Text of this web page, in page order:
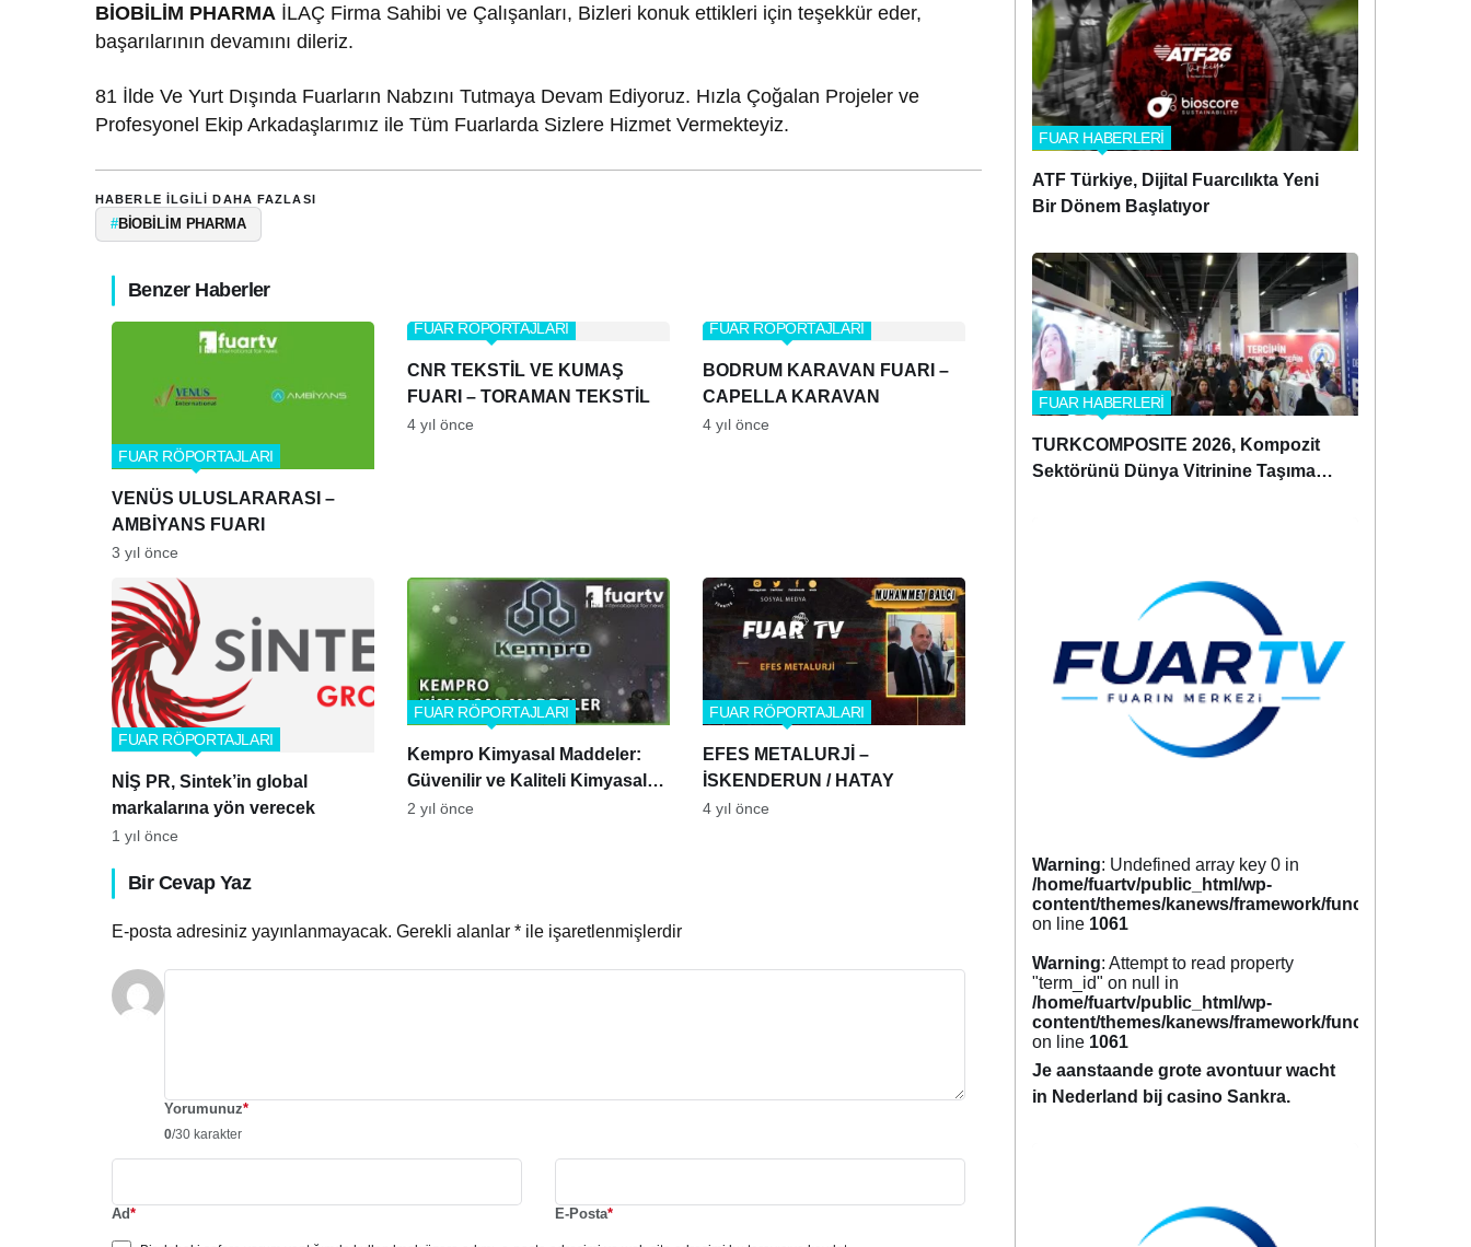
BİOBİLİM PHARMA İLAÇ Firma Sahibi ve Çalışanları, Bizleri konuk ettikleri için teşekkür eder,
başarılarının devamını dileriz.
81 İlde Ve Yurt Dışında Fuarların Nabzını Tutmaya Devam Ediyoruz. Hızla Çoğalan Projeler ve
Profesyonel Ekip Arkadaşlarımız ile Tüm Fuarlarda Sizlere Hizmet Vermekteyiz.
HABERLE ILGILI DAHA FAZLASI
#BİOBİLİM PHARMA
Benzer Haberler
VENÜS ULUSLARARASI –
AMBİYANS FUARI
FUAR RÖPORTAJLARI
3 yıl önce
CNR TEKSTİL VE KUMAŞ
FUARI – TORAMAN TEKSTİL
FUAR RÖPORTAJLARI
4 yıl önce
BODRUM KARAVAN FUARI –
CAPELLA KARAVAN
FUAR RÖPORTAJLARI
4 yıl önce
NİŞ PR, Sintek’in global
markalarına yön verecek
FUAR RÖPORTAJLARI
1 yıl önce
Kempro Kimyasal Maddeler:
Güvenilir ve Kaliteli Kimyasal
Çözümler
FUAR RÖPORTAJLARI
2 yıl önce
EFES METALURJİ –
İSKENDERUN / HATAY
FUAR RÖPORTAJLARI
4 yıl önce
Bir Cevap Yaz
E-posta adresiniz yayınlanmayacak. Gerekli alanlar * ile işaretlenmişlerdir
Yorumunuz*
0/30 karakter
Ad* E-Posta*
FUAR HABERLERİ
ATF Türkiye, Dijital Fuarcılıkta Yeni
Bir Dönem Başlatıyor
FUAR HABERLERİ
TURKCOMPOSITE 2026, Kompozit
Sektörünü Dünya Vitrinine Taşımaya
Warning: Undefined array key 0 in
/home/fuartv/public_html/wp-
content/themes/kanews/framework/functions/
on line 1061
Warning: Attempt to read property
"term_id" on null in
/home/fuartv/public_html/wp-
content/themes/kanews/framework/functions/
on line 1061
Je aanstaande grote avontuur wacht
in Nederland bij casino Sankra.